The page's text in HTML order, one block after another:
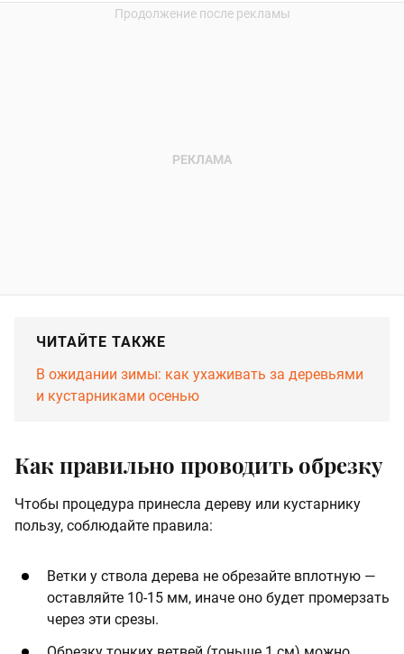
ЧИТАЙТЕ ТАКЖЕ
В ожидании зимы: как ухаживать за деревьями
и кустарниками осенью
Как правильно проводить обрезку
Чтобы процедура принесла дереву или кустарнику
пользу, соблюдайте правила:
Ветки у ствола дерева не обрезайте вплотную —
оставляйте 10-15 мм, иначе оно будет промерзать
через эти срезы.